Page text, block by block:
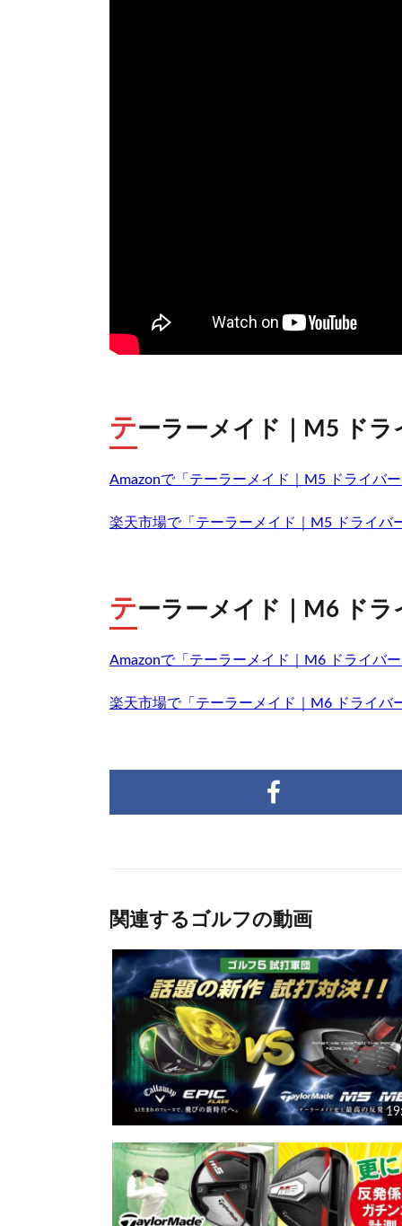
テーラーメイド｜M5 ドラ
Amazonで「テーラーメイド｜M5 ドライバ
楽天市場で「テーラーメイド｜M5 ドライバ
テーラーメイド｜M6 ドラ
Amazonで「テーラーメイド｜M6 ドライバ
楽天市場で「テーラーメイド｜M6 ドライバ
関連するゴルフの動画